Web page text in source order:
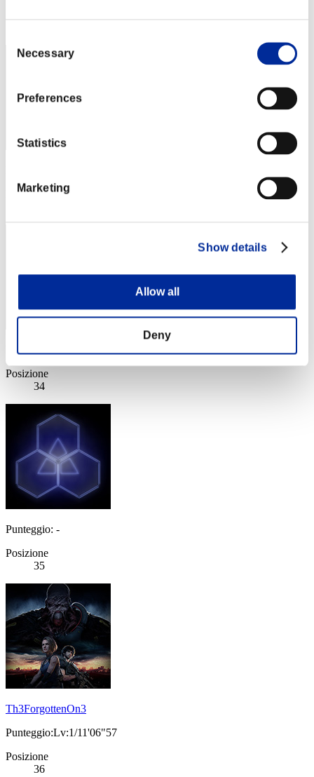
Selection
Necessary
Preferences
Statistics
Marketing
Show details
Allow all
Deny
Posizione
Punteggio: -
Posizione
34
Punteggio: -
Posizione
35
Th3ForgottenOn3
Punteggio:Lv:1/11'06"57
Posizione
36